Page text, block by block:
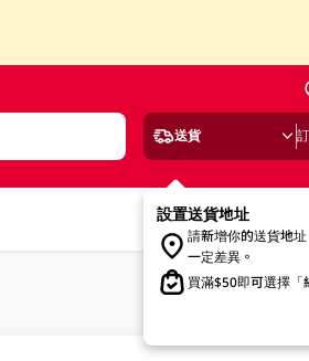
送貨
設置送貨地址
請新增你的送貨地
一定差異。
買滿$50即可選擇「